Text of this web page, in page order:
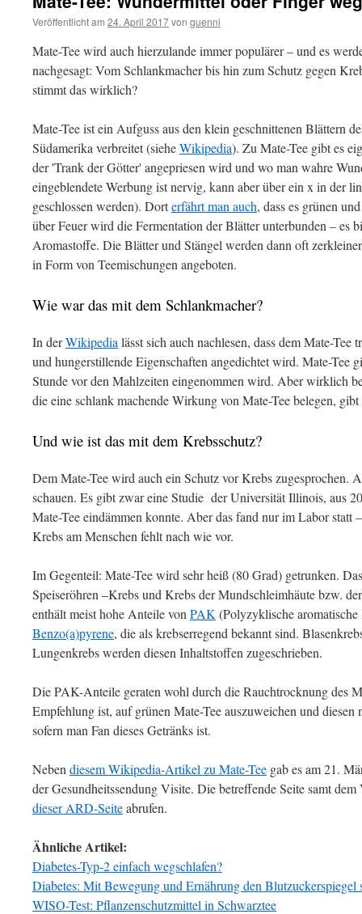
Veröffentlicht am 24. April 2017von guenni
Mate-Tee wird auch hierzulande immer populärer – und es
nachgesagt: Vom Schlankmacher bis hin zum Schutz gegen
stimmt das wirklich?
Mate-Tee ist ein Aufguss aus den klein geschnittenen Blättern
Südamerika verbreitet (sieheWikipedia). Zu Mate-Tee gibt es
der 'Trank der Götter' angepriesen wird und wo man wahre
eingeblendete Werbung ist nervig, kann aber über ein x in der
geschlossen werden). Dorterfährt man auch, dass es grünen
über Feuer wird die Fermentation der Blätter unterbunden – es
Aromastoffe. Die Blätter und Stängel werden dann oft
in Form von Teemischungen angeboten.
Wie war das mit dem Schlankmacher?
In derWikipedia lässt sich auch nachlesen, dass dem Mate-Tee
und hungerstillende Eigenschaften angedichtet wird. Mate-Tee
Stunde vor den Mahlzeiten eingenommen wird. Aber wirklich
die eine schlank machende Wirkung von Mate-Tee belegen,
Und wie ist das mit dem Krebsschutz?
Dem Mate-Tee wird auch ein Schutz vor Krebs zugesprochen.
schauen. Es gibt zwar eine Studie der Universität Illinois, aus
Mate-Tee eindämmen konnte. Aber das fand nur im Labor statt
Krebs am Menschen fehlt nach wie vor.
Im Gegenteil: Mate-Tee wird sehr heiß (80 Grad) getrunken.
Speiseröhren –Krebs und Krebs der Mundschleimhäute bzw.
enthält meist hohe Anteile von PAK (Polyzyklische
Benzo(a)pyrene, die als krebserregend bekannt sind.
Lungenkrebs werden diesen Inhaltstoffen zugeschrieben.
Die PAK-Anteile geraten wohl durch die Rauchtrocknung des
Empfehlung ist, auf grünen Mate-Tee auszuweichen und
sofern man Fan dieses Getränks ist.
Neben diesem Wikipedia-Artikel zu Mate-Tee gab es am 21.
der Gesundheitssendung Visite. Die betreffende Seite samt
dieser ARD-Seiteabrufen.
Ähnliche Artikel:
Diabetes-Typ-2 einfach wegschlafen?
Diabetes: Mit Bewegung und Ernährung den Blutzuckerspiegel
WISO-Test: Pflanzenschutzmittel in Schwarztee